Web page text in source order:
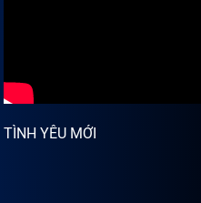
TÌNH YÊU MỚI